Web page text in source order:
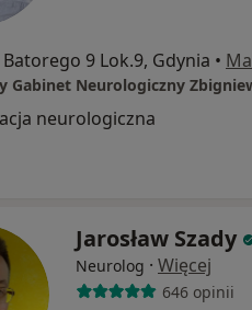
9 Lok.9, Gdynia •
neurologiczna
Jarosław Szady
Neurolog · Więcej
646 opinii